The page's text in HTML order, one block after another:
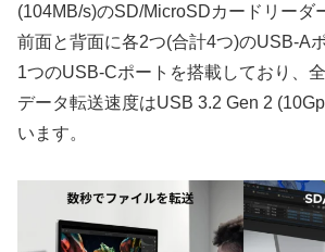
(104MB/s)のSD/MicroSDカードリーダ
前面と背面に各2つ(合計4つ)のUSB-A
1つのUSB-Cポートを搭載しており、
データ転送速度はUSB 3.2 Gen 2
います。